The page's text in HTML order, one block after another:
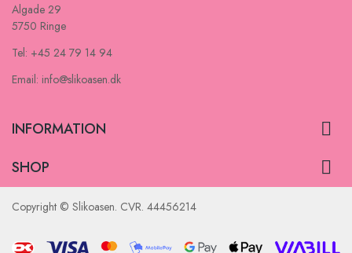
Algade 29
5750 Ringe
Tel: +45 24 79 14 94
Email: info@slikoasen.dk
INFORMATION 
SHOP 
Copyright © Slikoasen. CVR. 44456214